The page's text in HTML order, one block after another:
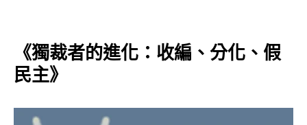
《獨裁者的進化：收編、分化、假
民主》